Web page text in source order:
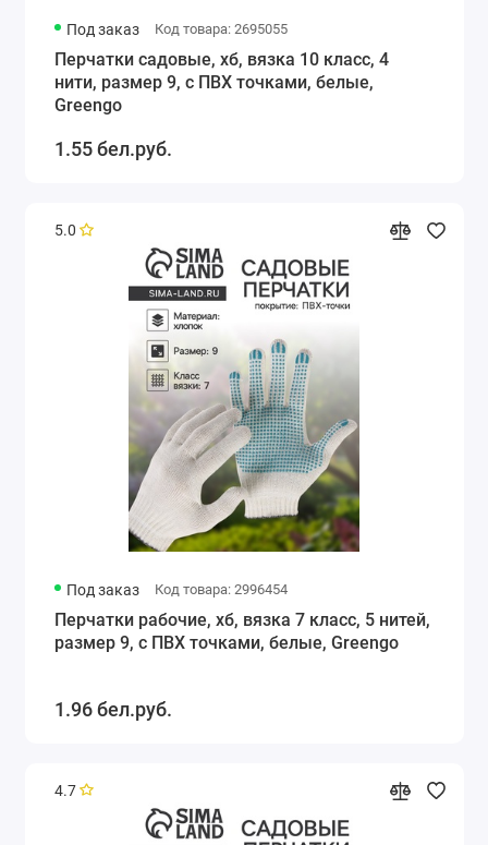
Под заказ Код товара: 2695055
Перчатки садовые, хб, вязка 10 класс, 4
нити, размер 9, с ПВХ точками, белые,
Greengo
1.55 бел.руб.
5.0
Под заказ Код товара: 2996454
Перчатки рабочие, хб, вязка 7 класс, 5 нитей,
размер 9, с ПВХ точками, белые, Greengo
1.96 бел.руб.
4.7